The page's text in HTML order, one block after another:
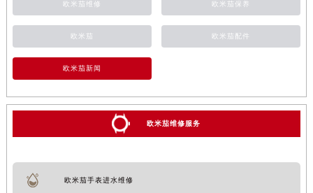
欧米茄维修 欧米茄保养
欧米茄 欧米茄配件
欧米茄新闻
欧米茄维修服务
欧米茄手表进水维修